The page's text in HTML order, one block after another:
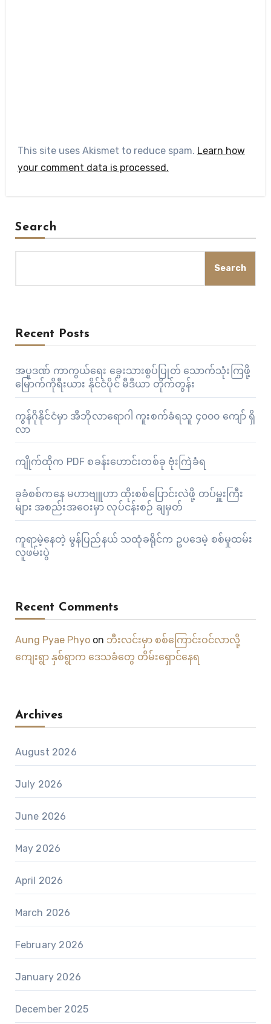
This site uses Akismet to reduce spam. Learn how
your comment data is processed.
Search
Search
Recent Posts
အပူဒဏ် ကာကွယ်ရေး ခွေးသားစွပ်ပြုတ် သောက်သုံးကြဖို့
မြောက်ကိုရီးယား နိုင်ငံပိုင် မီဒီယာ တိုက်တွန်း
ကွန်ဂိုနိုင်ငံမှာ အီဘိုလာရောဂါ ကူးစက်ခံရသူ ၄၀၀၀ ကျော် ရှိ
လာ
ကျိုက်ထိုက PDF စခန်းဟောင်းတစ်ခု ဗုံးကြဲခံရ
ခုခံစစ်ကနေ မဟာဗျူဟာ ထိုးစစ်ပြောင်းလဲဖို့ တပ်မှူးကြီး
များ အစည်းအဝေးမှာ လုပ်ငန်းစဉ် ချမှတ်
ကူရာမဲ့နေတဲ့ မွန်ပြည်နယ် သထုံခရိုင်က ဥပဒေမဲ့ စစ်မှုထမ်း
လူဖမ်းပွဲ
Recent Comments
Aung Pyae Phyoon ဘီးလင်းမှာ စစ်ကြောင်းဝင်လာလို့
ကျေးရွာ နှစ်ရွာက ဒေသခံတွေ တိမ်းရှောင်နေရ
Archives
August 2026
July 2026
June 2026
May 2026
April 2026
March 2026
February 2026
January 2026
December 2025